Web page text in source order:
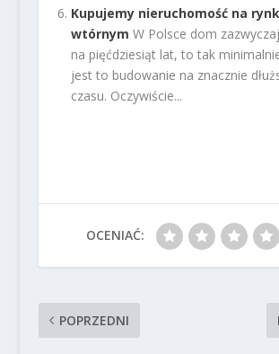
Kupujemy nieruchomość na
wtórnym W Polsce dom
na pięćdziesiąt lat, to tak
jest to budowanie na znacznie
czasu. Oczywiście...
OCENIAĆ:
POPRZEDNI